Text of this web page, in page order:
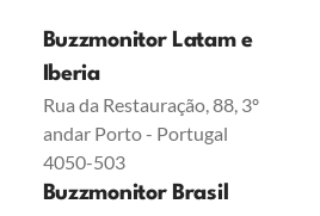
Buzzmonitor Latam e
Iberia
Rua da Restauração, 88, 3º
andar Porto - Portugal
4050-503
Buzzmonitor Brasil